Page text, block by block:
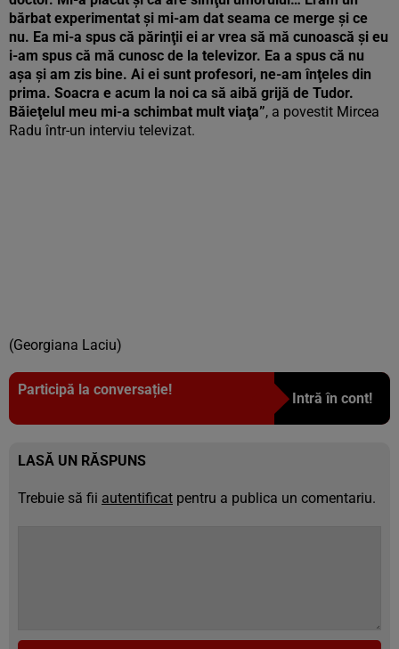
bărbat experimentat şi mi-am dat seama ce merge şi ce
nu. Ea mi-a spus că părinţii ei ar vrea să mă cunoască şi eu
i-am spus că mă cunosc de la televizor. Ea a spus că nu
aşa şi am zis bine. Ai ei sunt profesori, ne-am înţeles din
prima. Soacra e acum la noi ca să aibă grijă de Tudor.
Băieţelul meu mi-a schimbat mult viaţa”, a povestit Mircea
Radu într-un interviu televizat.
(Georgiana Laciu)
Participă la conversație!
Intră în cont!
LASĂ UN RĂSPUNS
Trebuie să fii autentificat pentru a publica un comentariu.